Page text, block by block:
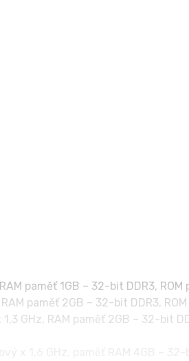
paměť 1GB – 32-bit DDR3,
paměť 2GB – 32-bit DDR3,
GHz, RAM paměť 2GB – 32-bit